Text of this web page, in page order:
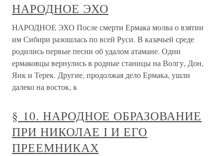
НАРОДНОЕ ЭХО
НАРОДНОЕ ЭХО После смерти Ермака молва о взятии
им Сибири разошлась по всей Руси. В казачьей среде
родились первые песни об удалом атамане. Одни
ермаковцы вернулись в родные станицы на Волгу, Дон,
Яик и Терек. Другие, продолжая дело Ермака, ушли
далеко на восток, к
§ 10. НАРОДНОЕ ОБРАЗОВАНИЕ
ПРИ НИКОЛАЕ І И ЕГО
ПРЕЕМНИКАХ